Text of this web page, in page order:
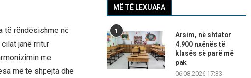
të rëndësishme në
janë rritur
me
më të shpejta dhe
MË TË LEXUARA
1
Arsim, në shtator
4.900 nxënës të
klasës së parë më
pak
06.08.2026 17:33